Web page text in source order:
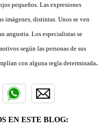
pequeños. Las expresiones
imágenes, distintas. Unos se ven
angustia. Los especialistas se
según las personas de sus
con alguna regla determinada.
EN ESTE BLOG: